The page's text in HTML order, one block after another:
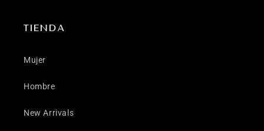
TIENDA
Mujer
Hombre
New Arrivals